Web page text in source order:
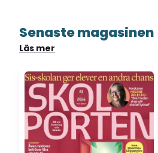
Senaste magasinen
Läs mer